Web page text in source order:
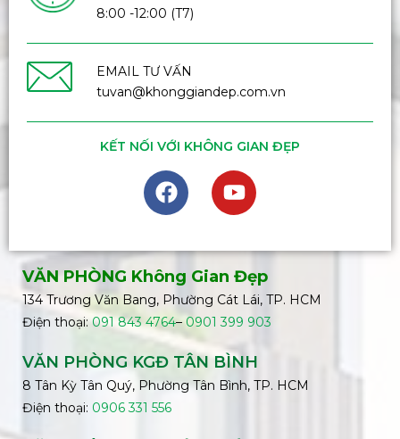
8:00 -12:00 (T7)
EMAIL TƯ VẤN
tuvan@khonggiandep.com.vn
KẾT NỐI VỚI KHÔNG GIAN ĐẸP
VĂN PHÒNG Không Gian Đẹp
134 Trương Văn Bang, Phường Cát Lái, TP. HCM
Điện thoại:091 843 4764– 0901 399 903
VĂN PHÒNG KGĐ TÂN BÌNH
8 Tân Kỳ Tân Quý, Phường Tân Bình, TP. HCM
Điện thoại: 0906 331 556